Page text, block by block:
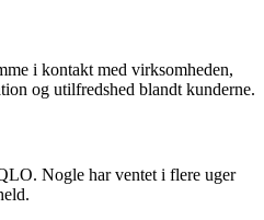
i kontakt med virksomheden,
og utilfredshed blandt kunderne.
Nogle har ventet i flere uger